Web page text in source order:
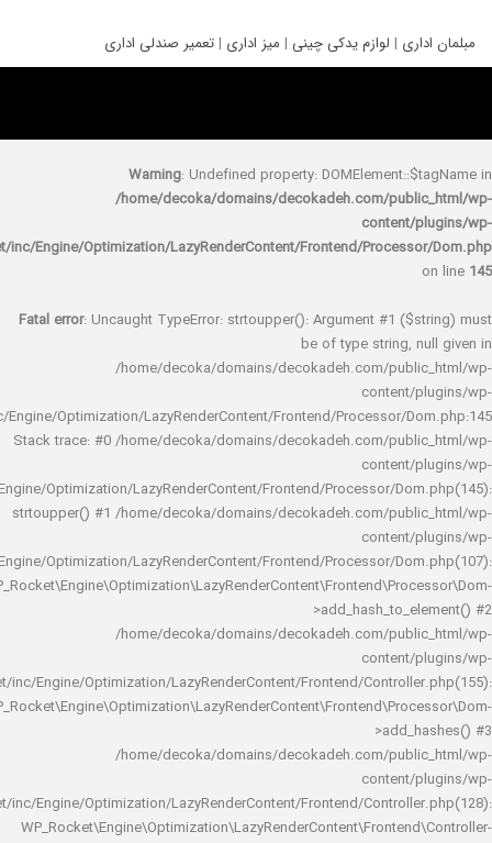
|لوازم یدکی چینی|میز اداری| تعمیر صندلی اداری
Warning: Undefined property:
/home/decoka/domains/decokadeh.com/
rocket/inc/Engine/Optimization/LazyRenderContent/Frontend/
Fatal error : Uncaught TypeError: strtoupper(): Argument #1
be of type string,
/home/decoka/domains/decokadeh.com/
rocket/inc/Engine/Optimization/LazyRenderContent/Frontend/Processor/
Stack trace: #0 /home/decoka/domains/decokadeh.com/
rocket/inc/Engine/Optimization/LazyRenderContent/Frontend/Processor/
strtoupper() #1 /home/decoka/domains/decokadeh.com/
rocket/inc/Engine/Optimization/LazyRenderContent/Frontend/Processor/
/home/decoka/domains/decokadeh.com/
rocket/inc/Engine/Optimization/LazyRenderContent/Frontend/
/home/decoka/domains/decokadeh.com/
rocket/inc/Engine/Optimization/LazyRenderContent/Frontend/